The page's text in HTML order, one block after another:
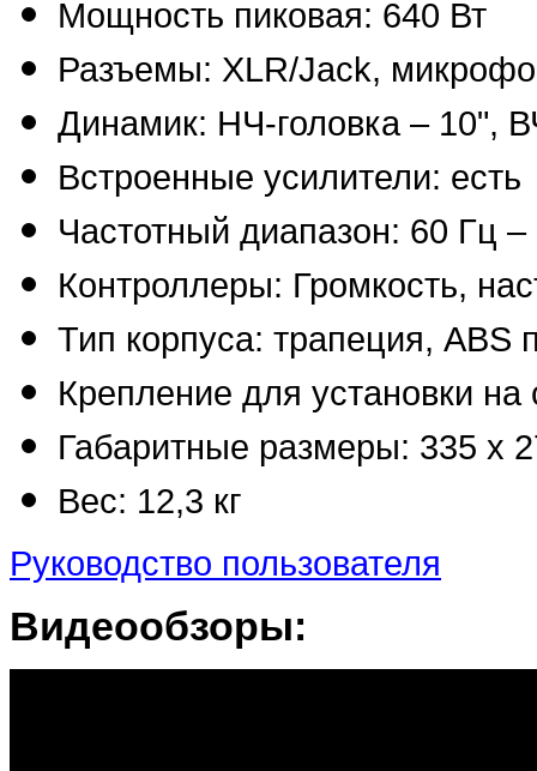
Мощность пиковая: 640 Вт
Разъемы: XLR/Jack,
Динамик: НЧ-головка – 10",
Встроенные усилители: есть
Частотный диапазон: 60 Гц –
Контроллеры: Громкость,
Тип корпуса: трапеция, ABS
Крепление для установки на
Габаритные размеры: 335 х
Вес: 12,3 кг
Руководство пользователя
Видеообзоры: